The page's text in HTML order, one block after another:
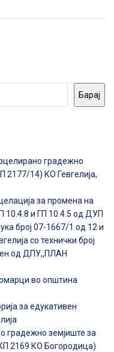
Барај
градежно
2177/14) КО Гевгелија,
за промена на
10.4.8 и ГП 10.4.5 од ДУП
број 07-1667/1 од 12 и
со технички број
од ДПУ,,ПЛАН
во општина
за едукативен
градежно земјиште за
2169 КО Богородица)